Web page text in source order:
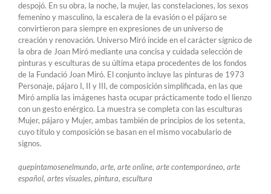
despojó. En su obra, la noche, la mujer, las constelaciones, los sexos
femenino y masculino, la escalera de la evasión o el pájaro se
convirtieron para siempre en expresiones de un universo de
creación y renovación. Universo Miró incide en el carácter sígnico de
la obra de Joan Miró mediante una concisa y cuidada selección de
pinturas y esculturas de su última etapa procedentes de los fondos
de la Fundació Joan Miró. El conjunto incluye las pinturas de 1973
Personaje, pájaro I, II y III, de composición simplificada, en las que
Miró amplía las imágenes hasta ocupar prácticamente todo el lienzo
con un gesto enérgico. La muestra se completa con las esculturas
Mujer, pájaro y Mujer, ambas también de principios de los setenta,
cuyo título y composición se basan en el mismo vocabulario de
signos.
quepintamosenelmundo, arte, arte online, arte contemporáneo, arte
español, artes visuales, pintura, escultura